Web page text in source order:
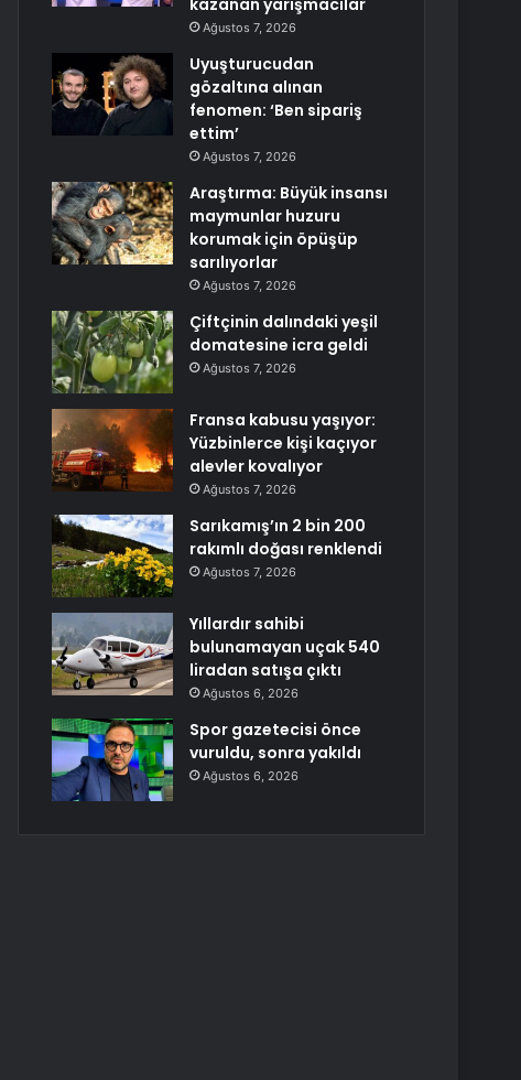
kazanan yarışmacılar
Ağustos 7, 2026
Uyuşturucudan
gözaltına alınan
fenomen: ‘Ben sipariş
ettim’
Ağustos 7, 2026
Araştırma: Büyük insansı
maymunlar huzuru
korumak için öpüşüp
sarılıyorlar
Ağustos 7, 2026
Çiftçinin dalındaki yeşil
domatesine icra geldi
Ağustos 7, 2026
Fransa kabusu yaşıyor:
Yüzbinlerce kişi kaçıyor
alevler kovalıyor
Ağustos 7, 2026
Sarıkamış’ın 2 bin 200
rakımlı doğası renklendi
Ağustos 7, 2026
Yıllardır sahibi
bulunamayan uçak 540
liradan satışa çıktı
Ağustos 6, 2026
Spor gazetecisi önce
vuruldu, sonra yakıldı
Ağustos 6, 2026